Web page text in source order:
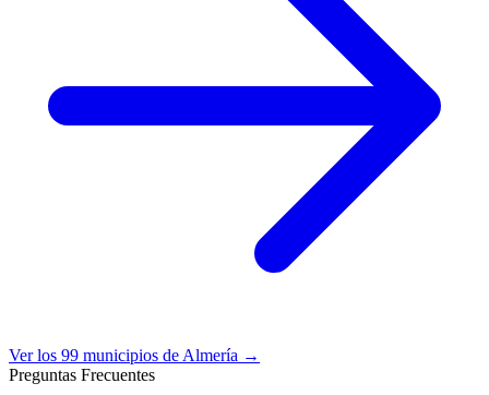
Ver los 99 municipios de Almería →
Preguntas Frecuentes